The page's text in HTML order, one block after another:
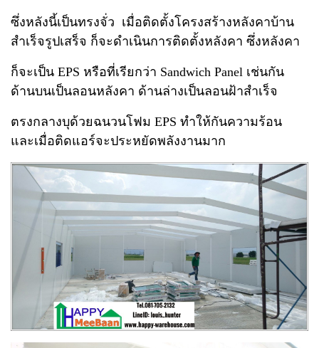
ซึ่งหลังนี้เป็นทรงจั่ว เมื่อติดตั้งโครงสร้างหลังคาบ้าน
สำเร็จรูปเสร็จ ก็จะดำเนินการติดตั้งหลังคา ซึ่งหลังคา
ก็จะเป็น EPS หรือที่เรียกว่า Sandwich Panel เช่นกัน
ด้านบนเป็นลอนหลังคา ด้านล่างเป็นลอนฝ้าสำเร็จ
ตรงกลางบุด้วยฉนวนโฟม EPS ทำให้กันความร้อน
และเมื่อติดแอร์จะประหยัดพลังงานมาก